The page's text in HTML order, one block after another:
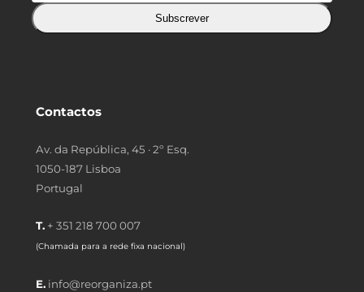
Subscrever
Contactos
Av. da República, 45 · 2º Esq.
1050-187 Lisboa
Portugal
T. + 351 218 700 007
(Chamada para a rede fixa nacional)
E. info@reorganiza.pt